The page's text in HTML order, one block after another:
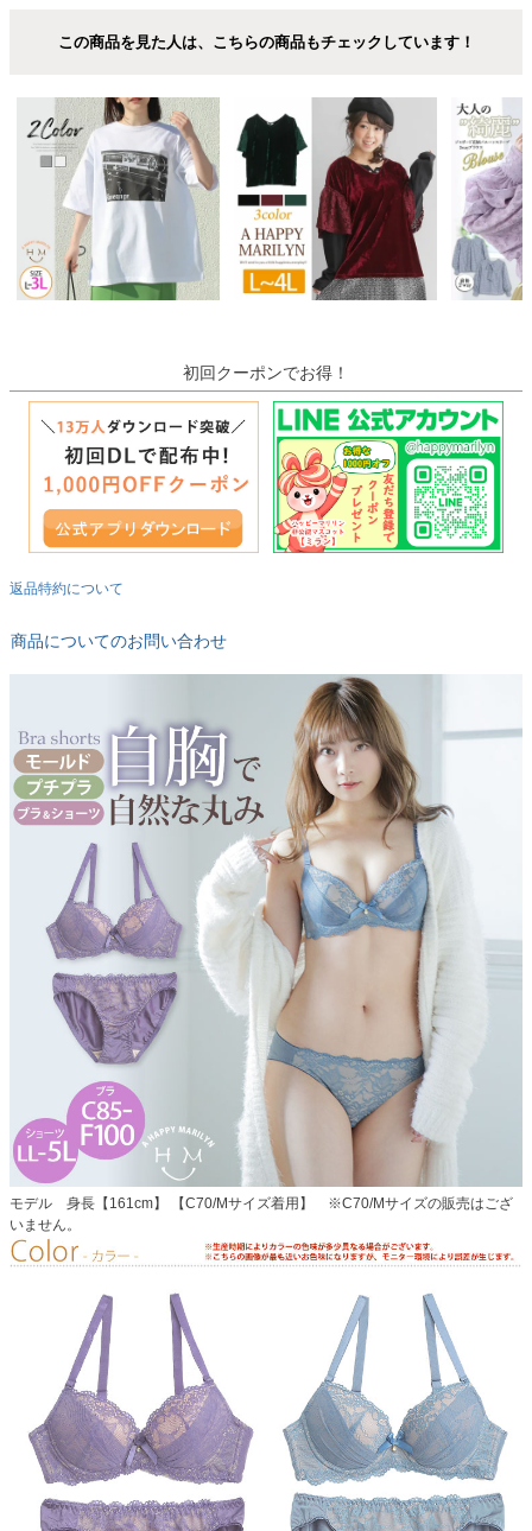
この商品を見た人は、こちらの商品もチェックしています！
初回クーポンでお得！
返品特約について
商品についてのお問い合わせ
モデル 身長【161cm】 【C70/Mサイズ着用】 ※C70/Mサイズの販売はござ
いません。